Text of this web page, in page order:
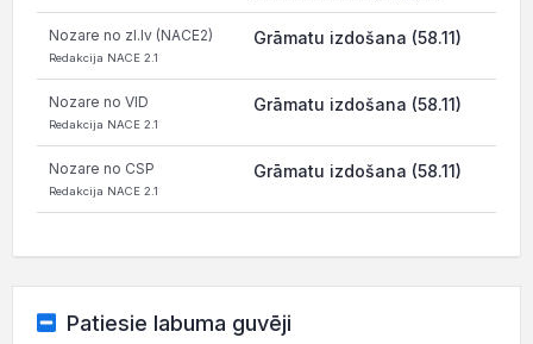
Nozare no zl.lv (NACE2)
Redakcija NACE 2.1
Grāmatu izdošana (58.11)
Nozare no VID
Redakcija NACE 2.1
Grāmatu izdošana (58.11)
Nozare no CSP
Redakcija NACE 2.1
Grāmatu izdošana (58.11)
Patiesie labuma guvēji